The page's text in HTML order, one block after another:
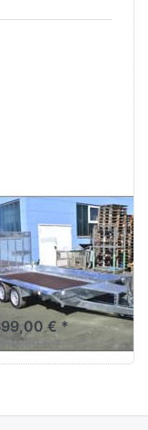
4018-
kg
mit Gitterrampe
€ *
€ *